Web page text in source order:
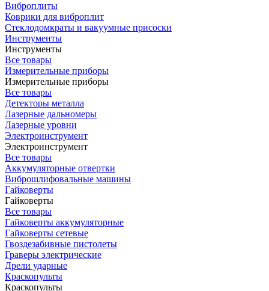
Виброплиты
Коврики для виброплит
Стеклодомкраты и вакуумные присоски
Инструменты
Инструменты
Все товары
Измерительные приборы
Измерительные приборы
Все товары
Детекторы металла
Лазерные дальномеры
Лазерные уровни
Электроинструмент
Электроинструмент
Все товары
Аккумуляторные отвертки
Виброшлифовальные машины
Гайковерты
Гайковерты
Все товары
Гайковерты аккумуляторные
Гайковерты сетевые
Гвоздезабивные пистолеты
Граверы электрические
Дрели ударные
Краскопульты
Краскопульты